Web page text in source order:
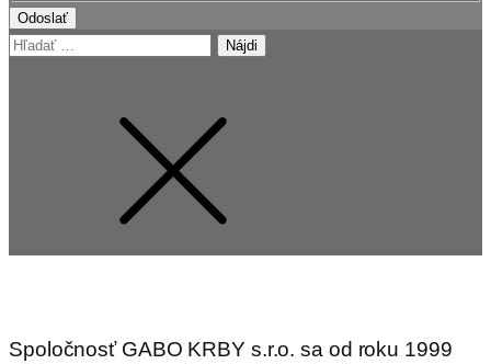
Odoslať
Hľadať:
Spoločnosť GABO KRBY s.r.o. sa od roku 1999